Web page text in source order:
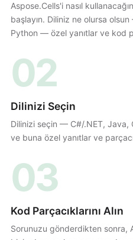
Aspose.Cells'i nasıl
başlayın. Diliniz ne olursa
Python — özel yanıtlar ve kod
02
Dilinizi Seçin
Dilinizi seçin — C#/.NET,
ve buna özel yanıtlar ve
03
Kod Parçacıklarını Alın
Sorunuzu gönderdikten sonra,